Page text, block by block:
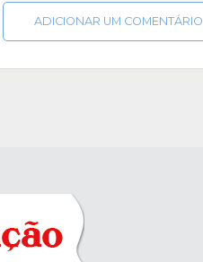
ADICIONAR UM COMENTÁRIO